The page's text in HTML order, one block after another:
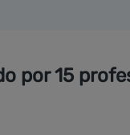
por 15